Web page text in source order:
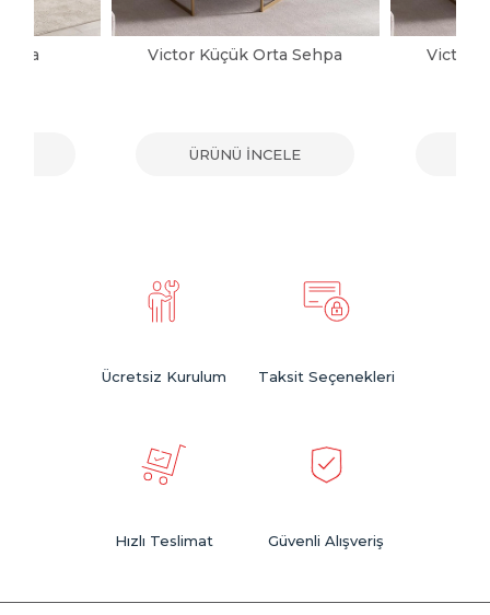
Victor Küçük Orta Sehpa
ÜRÜNÜ İNCELE
Victor
Ücretsiz Kurulum Taksit Seçenekleri
Hızlı Teslimat Güvenli Alışveriş